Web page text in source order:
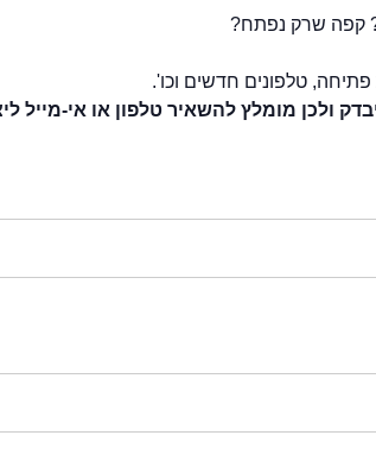
קפה שרק נפתח?
פתיחה, טלפונים חדשים וכו'.
ולכן מומלץ להשאיר טלפון או אי-מייל